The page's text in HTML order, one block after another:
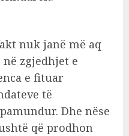
nuk janë më aq
zgjedhjet e
e fituar
të
Dhe nëse
që prodhon